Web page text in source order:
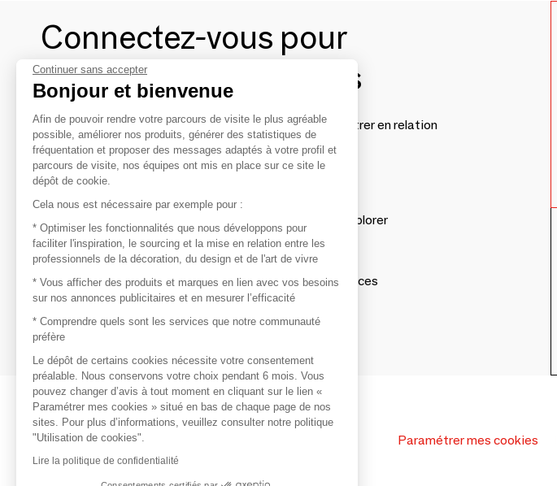
Connectez-vous pour
contacter les marques
Afin de profiter au mieux de l'expérience MOM et de rentrer en relation
avec vos marques préférées, créez-vous un compte.
Découvrir
Les produits de milliers de fournisseurs à explorer
S'inspirer
Inspiration et sélections de produits tendances
Contacter
Paramétrer mes cookies
Continuer sans accepter
Bonjour et bienvenue
Afin de pouvoir rendre votre parcours de visite le plus agréable
possible, améliorer nos produits, générer des statistiques de
fréquentation et proposer des messages adaptés à votre profil et
parcours de visite, nos équipes ont mis en place sur ce site le
dépôt de cookie.
Cela nous est nécessaire par exemple pour :
* Optimiser les fonctionnalités que nous développons pour
faciliter l'inspiration, le sourcing et la mise en relation entre les
professionnels de la décoration, du design et de l'art de vivre
* Vous afficher des produits et marques en lien avec vos besoins
sur nos annonces publicitaires et en mesurer l’efficacité
* Comprendre quels sont les services que notre communauté
préfère
Le dépôt de certains cookies nécessite votre consentement
préalable. Nous conservons votre choix pendant 6 mois. Vous
pouvez changer d’avis à tout moment en cliquant sur le lien «
Paramétrer mes cookies » situé en bas de chaque page de nos
sites. Pour plus d’informations, veuillez consulter notre politique
"Utilisation de cookies".
Lire la politique de confidentialité